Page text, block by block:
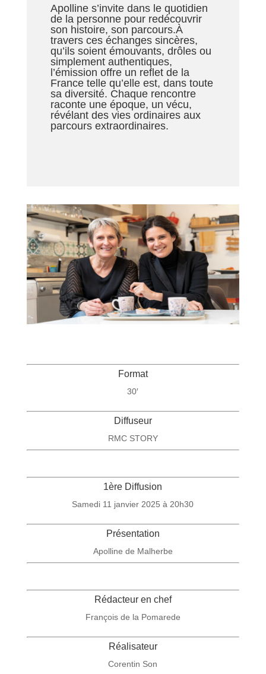
Apolline s’invite dans le quotidien
de la personne pour redécouvrir
son histoire, son parcours.À
travers ces échanges sincères,
qu’ils soient émouvants, drôles ou
simplement authentiques,
l’émission offre un reflet de la
France telle qu’elle est, dans toute
sa diversité. Chaque rencontre
raconte une époque, un vécu,
révélant des vies ordinaires aux
parcours extraordinaires.
Format
30′
Diffuseur
RMC STORY
1ère Diffusion
Samedi 11 janvier 2025 à 20h30
Présentation
Apolline de Malherbe
Rédacteur en chef
François de la Pomarede
Réalisateur
Corentin Son